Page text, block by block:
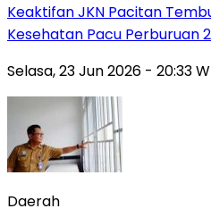
Keaktifan JKN Pacitan
Kesehatan Pacu Perburuan
Selasa, 23 Jun 2026 - 20:33
Daerah